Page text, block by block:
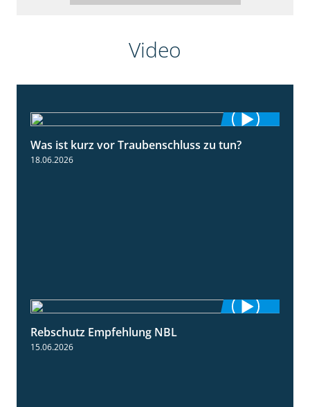
Video
5:04
Was ist kurz vor Traubenschluss zu tun?
18.06.2026
Rebschutz Empfehlung NBL
15.06.2026